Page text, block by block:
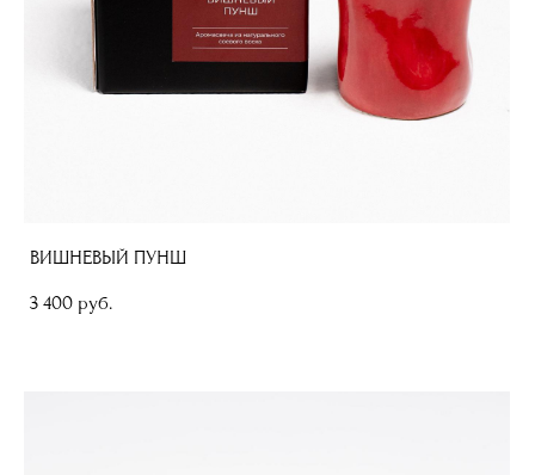
ВИШНЕВЫЙ ПУНШ
3 400 pуб.